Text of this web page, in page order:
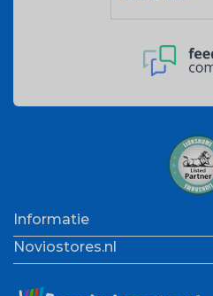
Informatie
Noviostores.nl